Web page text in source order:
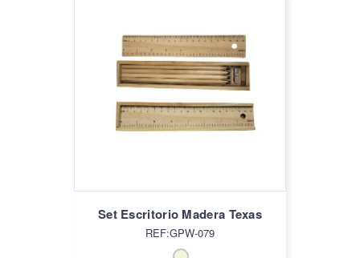
Set Escritorio Madera Texas
REF:GPW-079